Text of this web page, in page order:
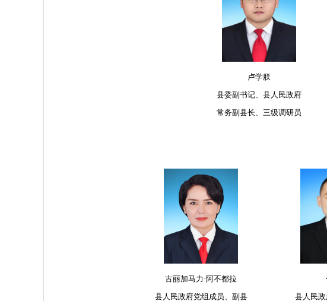
卢学朕
县委副书记、县人民政府
常务副县长、三级调研员
古丽加马力·阿不都拉
县人民政府党组成员、副县
县人民